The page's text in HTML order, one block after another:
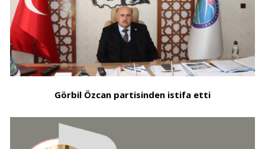
Görbil Özcan partisinden istifa etti